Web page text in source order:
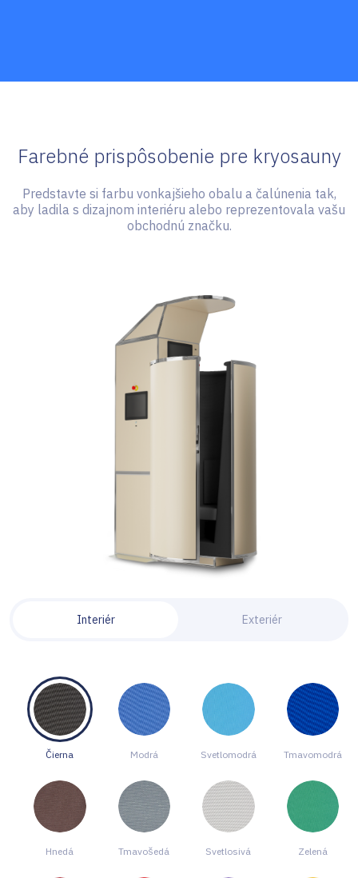
Farebné prispôsobenie pre kryosauny
Predstavte si farbu vonkajšieho obalu a čalúnenia tak,
aby ladila s dizajnom interiéru alebo reprezentovala vašu
obchodnú značku.
Interiér Exteriér
Čierna Modrá Svetlomodrá Tmavomodrá
Hnedá Tmavošedá Svetlosivá Zelená